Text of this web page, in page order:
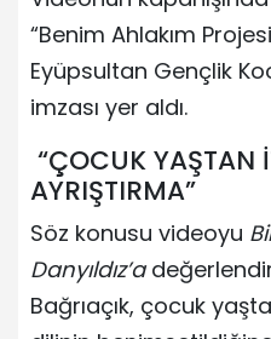
“Benim Ahlakım
Eyüpsultan Gençlik
imzası yer aldı.
“ÇOCUK YAŞTAN
AYRIŞTIRMA”
Söz konusu videoyu
Danyıldız’a
Bağrıaçık, çocuk